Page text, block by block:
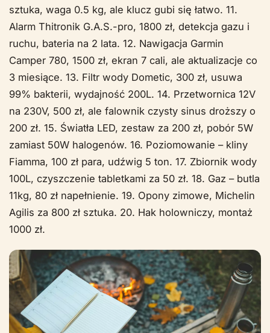
sztuka, waga 0.5 kg, ale klucz gubi się łatwo. 11.
Alarm Thitronik G.A.S.-pro, 1800 zł, detekcja gazu i
ruchu, bateria na 2 lata. 12. Nawigacja Garmin
Camper 780, 1500 zł, ekran 7 cali, ale aktualizacje co
3 miesiące. 13. Filtr wody Dometic, 300 zł, usuwa
99% bakterii, wydajność 200L. 14. Przetwornica 12V
na 230V, 500 zł, ale falownik czysty sinus droższy o
200 zł. 15. Światła LED, zestaw za 200 zł, pobór 5W
zamiast 50W halogenów. 16. Poziomowanie – kliny
Fiamma, 100 zł para, udźwig 5 ton. 17. Zbiornik wody
100L, czyszczenie tabletkami za 50 zł. 18. Gaz – butla
11kg, 80 zł napełnienie. 19. Opony zimowe, Michelin
Agilis za 800 zł sztuka. 20. Hak holowniczy, montaż
1000 zł.